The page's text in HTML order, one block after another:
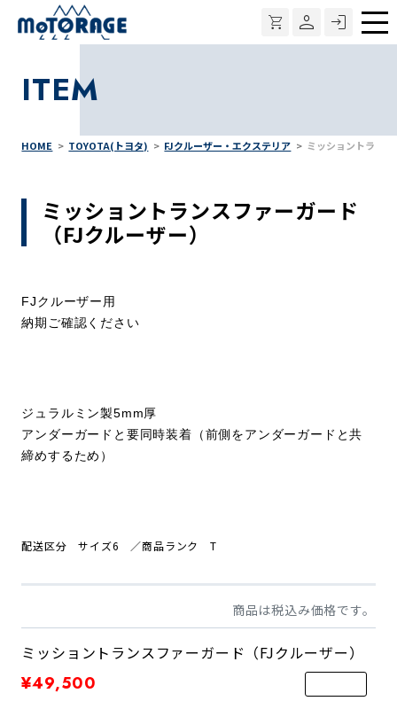
ITEM
HOME TOYOTA(トヨタ) FJクルーザー・エクステリア ミッショントラン
ミッショントランスファーガード
（FJクルーザー）
FJクルーザー用
納期ご確認ください
ジュラルミン製5mm厚
アンダーガードと要同時装着（前側をアンダーガードと共
締めするため）
配送区分 サイズ6 ／商品ランク T
商品は税込み価格です。
ミッショントランスファーガード（FJクルーザー）
¥49,500
メ